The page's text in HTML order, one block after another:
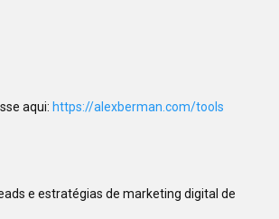
aqui: https://alexberman.com/tools
e estratégias de marketing digital de